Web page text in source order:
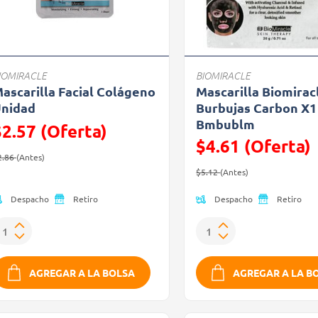
Facial Colágeno
(Oferta)
reducido de
(Antes)
Despacho Retiro
AGREGAR A LA BOLSA
BIOMIRACLE
Mascarilla
Burbujas Carbon X1
Bmbublm
$4.61 (Oferta)
Precio reducido de
$5.12(Antes)
Despacho Retiro
AGREGAR A LA